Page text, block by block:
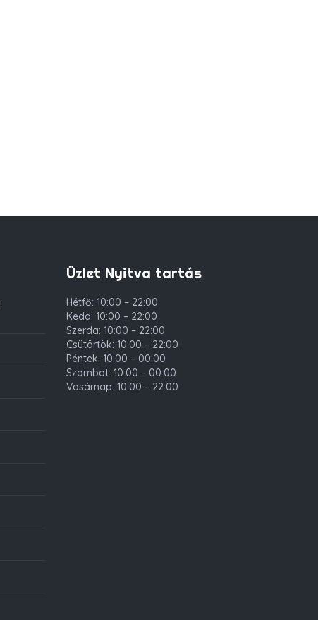
Üzlet Nyitva tartás
Hétfő: 10:00 – 22:00
Kedd: 10:00 – 22:00
Szerda: 10:00 – 22:00
Csütörtök: 10:00 – 22:00
Péntek: 10:00 – 00:00
Szombat: 10:00 – 00:00
Vasárnap: 10:00 – 22:00